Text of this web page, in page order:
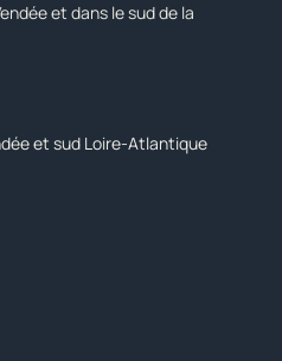
et dans le sud de la
et sud Loire-Atlantique